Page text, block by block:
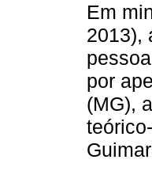
Em
2013),
por
(MG),